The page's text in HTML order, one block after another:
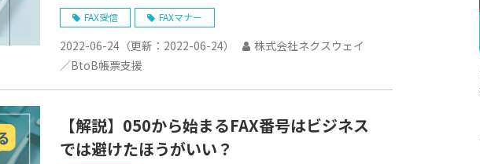
FAX受信 FAXマナー
2022-06-24 （更新： 2022-06-24）
株式会社ネクスウェイ
／BtoB帳票支援
【解説】050から始まるFAX番号はビジネス
では避けたほうがいい？